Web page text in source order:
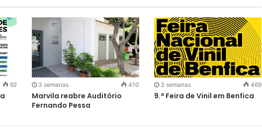
92 3 semanas 410
Marvila reabre Auditório
Fernando Pessa
3 semanas 469
9.ª Feira de Vinil em Benfica